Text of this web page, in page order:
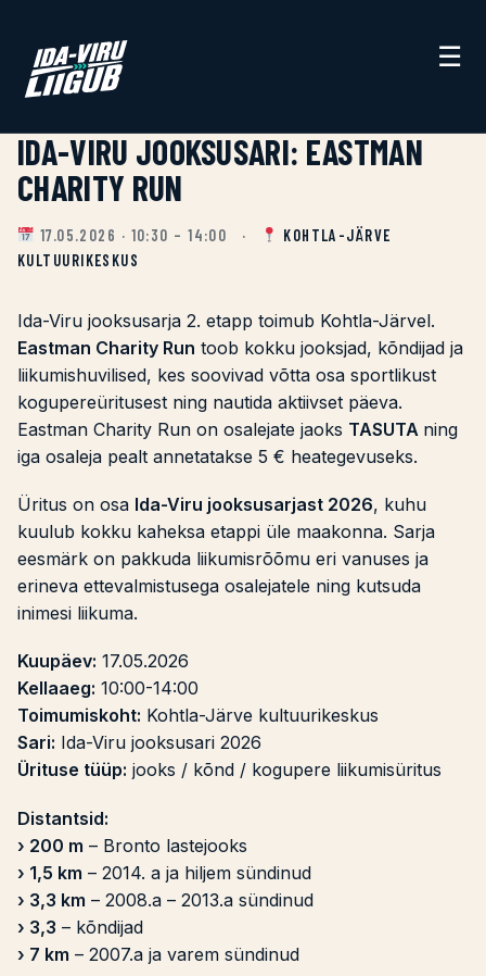
☰
IDA-VIRU JOOKSUSARI: EASTMAN
CHARITY RUN
17.05.2026 · 10:30 – 14:00 ·
KOHTLA-JÄRVE
KULTUURIKESKUS
Ida-Viru jooksusarja 2. etapp toimub Kohtla-Järvel.
Eastman Charity Run toob kokku jooksjad, kõndijad ja
liikumishuvilised, kes soovivad võtta osa sportlikust
kogupereüritusest ning nautida aktiivset päeva.
Eastman Charity Run on osalejate jaoks TASUTA ning
iga osaleja pealt annetatakse 5 € heategevuseks.
Üritus on osa Ida-Viru jooksusarjast 2026, kuhu
kuulub kokku kaheksa etappi üle maakonna. Sarja
eesmärk on pakkuda liikumisrõõmu eri vanuses ja
erineva ettevalmistusega osalejatele ning kutsuda
inimesi liikuma.
Kuupäev: 17.05.2026
Kellaaeg: 10:00-14:00
Toimumiskoht: Kohtla-Järve kultuurikeskus
Sari: Ida-Viru jooksusari 2026
Ürituse tüüp: jooks / kõnd / kogupere liikumisüritus
Distantsid:
› 200 m – Bronto lastejooks
› 1,5 km – 2014. a ja hiljem sündinud
› 3,3 km – 2008.a – 2013.a sündinud
› 3,3 – kõndijad
› 7 km – 2007.a ja varem sündinud